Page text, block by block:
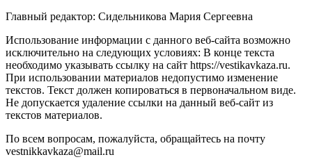
Главный редактор: Сидельникова Мария Сергеевна
Использование информации с данного веб-сайта возможно
исключительно на следующих условиях: В конце текста
необходимо указывать ссылку на сайт https://vestikavkaza.ru.
При использовании материалов недопустимо изменение
текстов. Текст должен копироваться в первоначальном виде.
Не допускается удаление ссылки на данный веб-сайт из
текстов материалов.
По всем вопросам, пожалуйста, обращайтесь на почту
vestnikkavkaza@mail.ru